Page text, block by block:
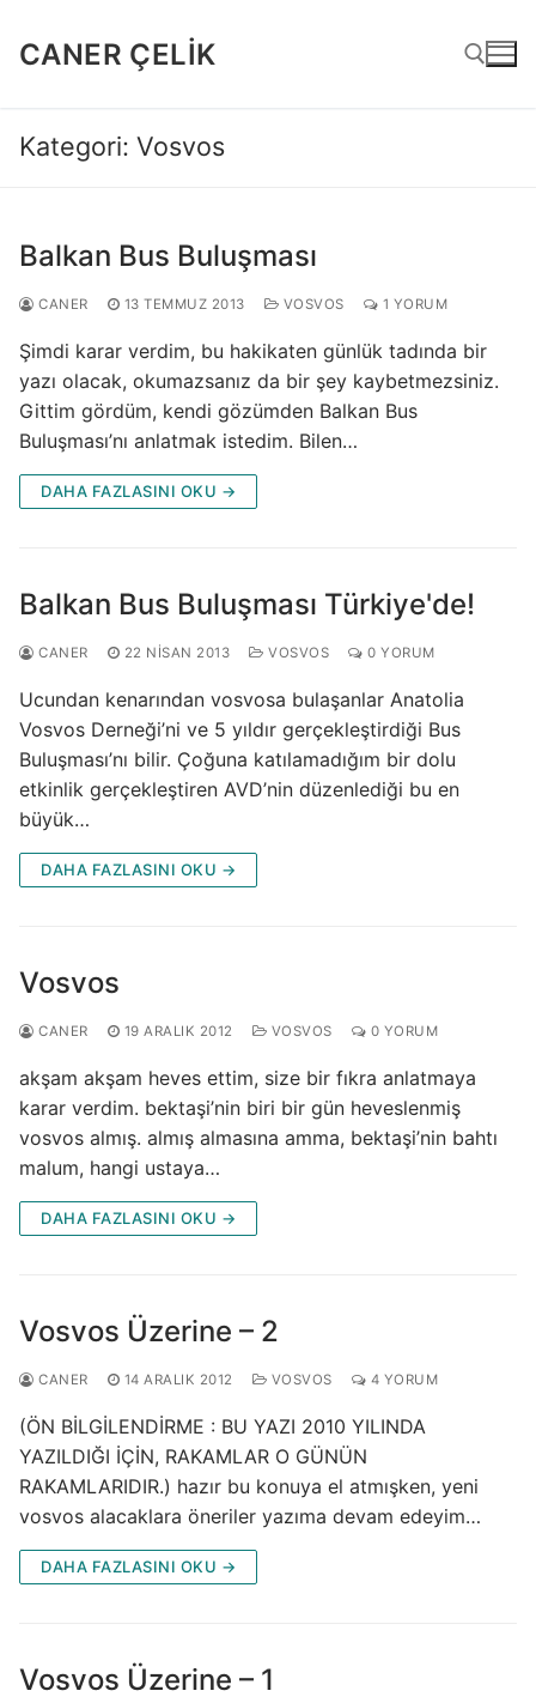
atlaCANER ÇELIK
Kategori: Vosvos
Balkan Bus Buluşması
CANER 13 TEMMUZ 2013 VOSVOS 1 YORUM
Şimdi karar verdim, bu hakikaten günlük tadında bir
yazı olacak, okumazsanız da bir şey kaybetmezsiniz.
Gittim gördüm, kendi gözümden Balkan Bus
Buluşması’nı anlatmak istedim. Bilen…
DAHA FAZLASINI OKU →
Balkan Bus Buluşması Türkiye'de!
CANER 22 NISAN 2013 VOSVOS 0 YORUM
Ucundan kenarından vosvosa bulaşanlar Anatolia
Vosvos Derneği’ni ve 5 yıldır gerçekleştirdiği Bus
Buluşması’nı bilir. Çoğuna katılamadığım bir dolu
etkinlik gerçekleştiren AVD’nin düzenlediği bu en
büyük…
DAHA FAZLASINI OKU →
Vosvos
CANER 19 ARALIK 2012 VOSVOS 0 YORUM
akşam akşam heves ettim, size bir fıkra anlatmaya
karar verdim. bektaşi’nin biri bir gün heveslenmiş
vosvos almış. almış almasına amma, bektaşi’nin bahtı
malum, hangi ustaya…
DAHA FAZLASINI OKU →
Vosvos Üzerine – 2
CANER 14 ARALIK 2012 VOSVOS 4 YORUM
(ÖN BİLGİLENDİRME : BU YAZI 2010 YILINDA
YAZILDIĞI İÇİN, RAKAMLAR O GÜNÜN
RAKAMLARIDIR.) hazır bu konuya el atmışken, yeni
vosvos alacaklara öneriler yazıma devam edeyim…
DAHA FAZLASINI OKU →
Vosvos Üzerine – 1